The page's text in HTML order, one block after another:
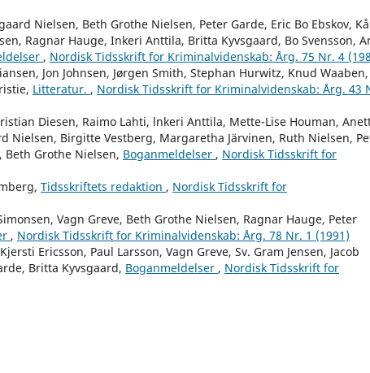
Nielsen, Beth Grothe Nielsen, Peter Garde, Eric Bo Ebskov,
Ragnar Hauge, Inkeri Anttila, Britta Kyvsgaard, Bo Svensson,
, Nordisk Tidsskrift for Kriminalvidenskab: Årg. 75 Nr. 4
Jon Johnsen, Jørgen Smith, Stephan Hurwitz, Knud Waaben,
Litteratur. , Nordisk Tidsskrift for Kriminalvidenskab: Årg. 43
Diesen, Raimo Lahti, lnkeri Anttila, Mette-Lise Houman,
Nielsen, Birgitte Vestberg, Margaretha Järvinen, Ruth Nielsen,
Beth Grothe Nielsen, Boganmeldelser , Nordisk Tidsskrift for
Tidsskriftets redaktion , Nordisk Tidsskrift for
Vagn Greve, Beth Grothe Nielsen, Ragnar Hauge, Peter
, Nordisk Tidsskrift for Kriminalvidenskab: Årg. 78 Nr. 1 (1991)
Ericsson, Paul Larsson, Vagn Greve, Sv. Gram Jensen, Jacob
Britta Kyvsgaard, Boganmeldelser , Nordisk Tidsskrift for